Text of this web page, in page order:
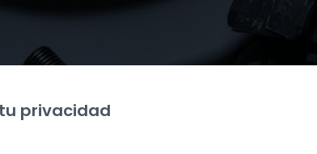
privacidad